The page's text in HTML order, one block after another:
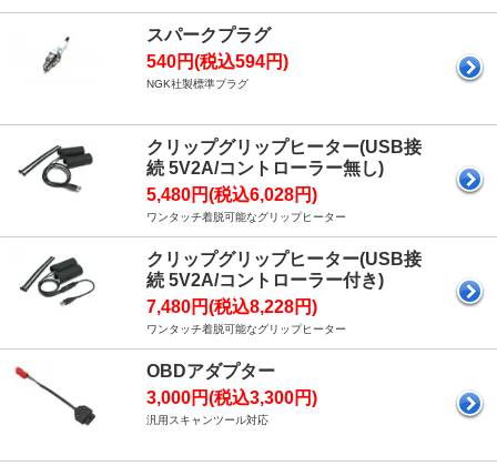
スパークプラグ
540円(税込594円)
NGK社製標準プラグ
クリップグリップヒーター(USB接
続 5V2A/コントローラー無し)
5,480円(税込6,028円)
ワンタッチ着脱可能なグリップヒーター
クリップグリップヒーター(USB接
続 5V2A/コントローラー付き)
7,480円(税込8,228円)
ワンタッチ着脱可能なグリップヒーター
OBDアダプター
3,000円(税込3,300円)
汎用スキャンツール対応